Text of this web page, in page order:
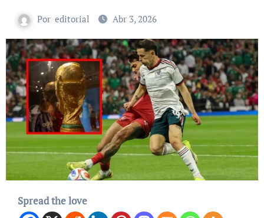
Por editorial Abr 3, 2026
Spread the love